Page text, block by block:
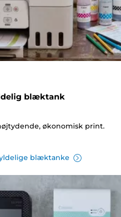
blæktank
økonomisk print.
blæktanke